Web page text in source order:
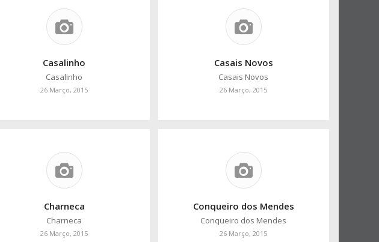
Casalinho
Casalinho
26 Março, 2015
Casais Novos
Casais Novos
26 Março, 2015
Charneca
Charneca
26 Março, 2015
Conqueiro dos Mendes
Conqueiro dos Mendes
26 Março, 2015